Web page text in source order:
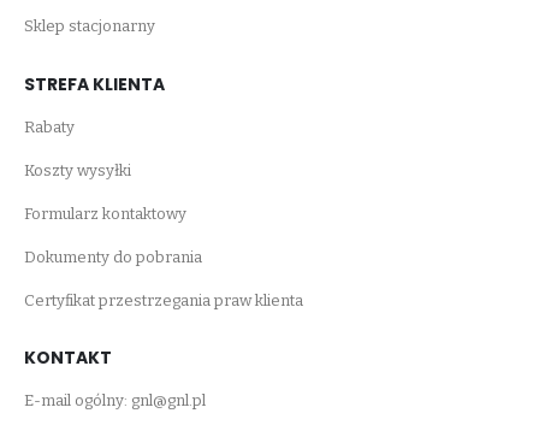
Sklep stacjonarny
STREFA KLIENTA
Rabaty
Koszty wysyłki
Formularz kontaktowy
Dokumenty do pobrania
Certyfikat przestrzegania praw klienta
KONTAKT
E-mail ogólny: gnl@gnl.pl